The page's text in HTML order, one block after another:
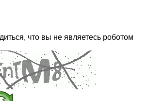
что вы не являетесь роботом